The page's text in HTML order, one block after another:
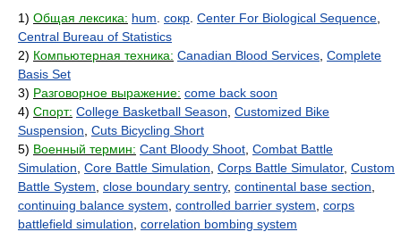
1) Общая лексика: hum сокр Center For Biological Sequence
Central Bureau of Statistics
2) Компьютерная техника: Canadian Blood Services Complete
Basis Set
3) Разговорное выражение: come back soon
4) Спорт: College Basketball Season Customized Bike
Suspension Cuts Bicycling Short
5) Военный термин: Cant Bloody Shoot Combat Battle
Simulation Core Battle Simulation Corps Battle Simulator, Custom
Battle System close boundary sentry, continental base section
continuing balance system controlled barrier system corps
battlefield simulation correlation bombing system